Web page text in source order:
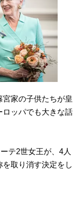
家の子供たちが皇
ッパでも大きな話
テ2世女王が、4人
取り消す決定をし